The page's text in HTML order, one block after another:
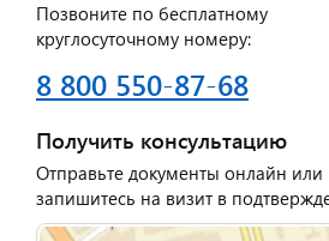
Позвоните по бесплатному
круглосуточному номеру:
8 800 550-87-68
Получить консультацию
Отправьте документы онлайн или
запишитесь на визит в